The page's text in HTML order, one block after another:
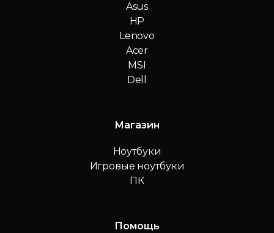
Asus
HP
Lenovo
Acer
MSI
Dell
Магазин
Ноутбуки
Игровые ноутбуки
ПК
Помощь